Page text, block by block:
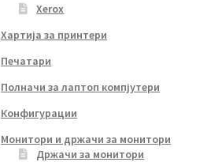
Xerox
Хартија за принтери
Печатари
Полначи за лаптоп компјутери
Конфигурации
Монитори и држачи за монитори
Држачи за монитори